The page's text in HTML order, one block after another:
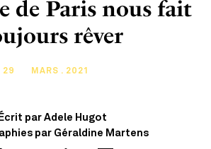
de Paris nous fait
rêver
29 MARS . 2021
par Adele Hugot
par Géraldine Martens